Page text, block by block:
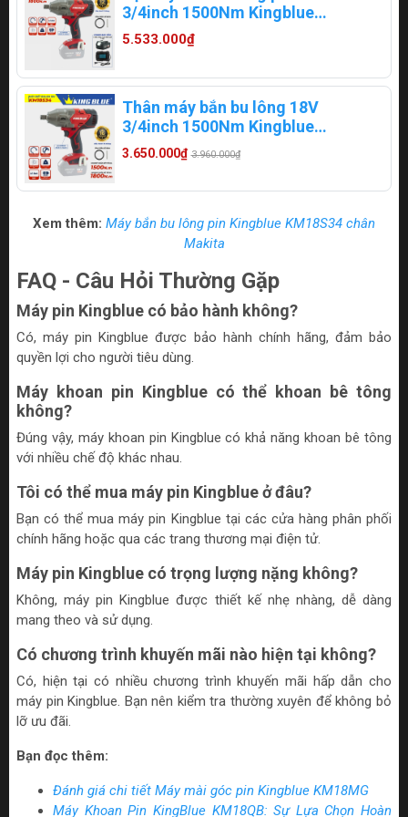
3/4inch 1500Nm Kingblue
KM18S34.1 (1 pin 4Ah) (Chân
5.533.000₫
Thân máy bắn bu lông 18V
3/4inch 1500Nm Kingblue
KM18S34
3.650.000₫ 3.960.000₫
Xem thêm: Máy bắn bu lông pin Kingblue KM18S34 chân
Makita
FAQ - Câu Hỏi Thường Gặp
Máy pin Kingblue có bảo hành không?
Có, máy pin Kingblue được bảo hành chính hãng, đảm bảo
quyền lợi cho người tiêu dùng.
Máy khoan pin Kingblue có thể khoan bê tông
không?
Đúng vậy, máy khoan pin Kingblue có khả năng khoan bê tông
với nhiều chế độ khác nhau.
Tôi có thể mua máy pin Kingblue ở đâu?
Bạn có thể mua máy pin Kingblue tại các cửa hàng phân phối
chính hãng hoặc qua các trang thương mại điện tử.
Máy pin Kingblue có trọng lượng nặng không?
Không, máy pin Kingblue được thiết kế nhẹ nhàng, dễ dàng
mang theo và sử dụng.
Có chương trình khuyến mãi nào hiện tại không?
Có, hiện tại có nhiều chương trình khuyến mãi hấp dẫn cho
máy pin Kingblue. Bạn nên kiểm tra thường xuyên để không bỏ
lỡ ưu đãi.
Bạn đọc thêm:
Đánh giá chi tiết Máy mài góc pin Kingblue KM18MG
Máy Khoan Pin KingBlue KM18QB: Sự Lựa Chọn Hoàn